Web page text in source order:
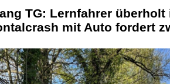
TG: Lernfahrer überholt
mit Auto fordert